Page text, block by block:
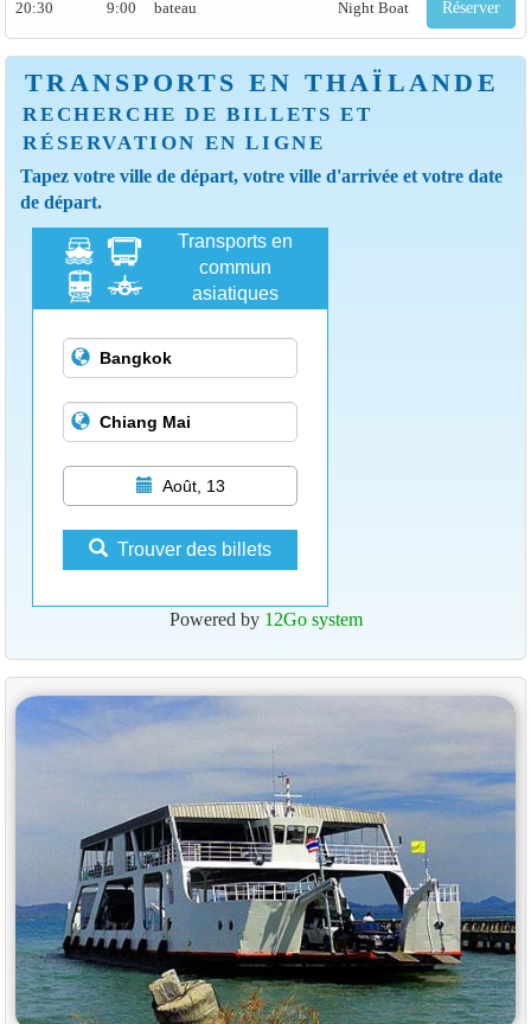
20:30 9:00 bateau Night Boat Réserver
TRANSPORTS EN THAÏLANDE
RECHERCHE DE BILLETS ET
RÉSERVATION EN LIGNE
Tapez votre ville de départ, votre ville d'arrivée et votre date
de départ.
Transports en
commun
asiatiques
Août, 13
Trouver des billets
Powered by 12Go system